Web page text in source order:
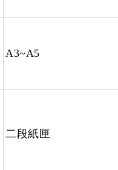
A3~A5
二段紙匣